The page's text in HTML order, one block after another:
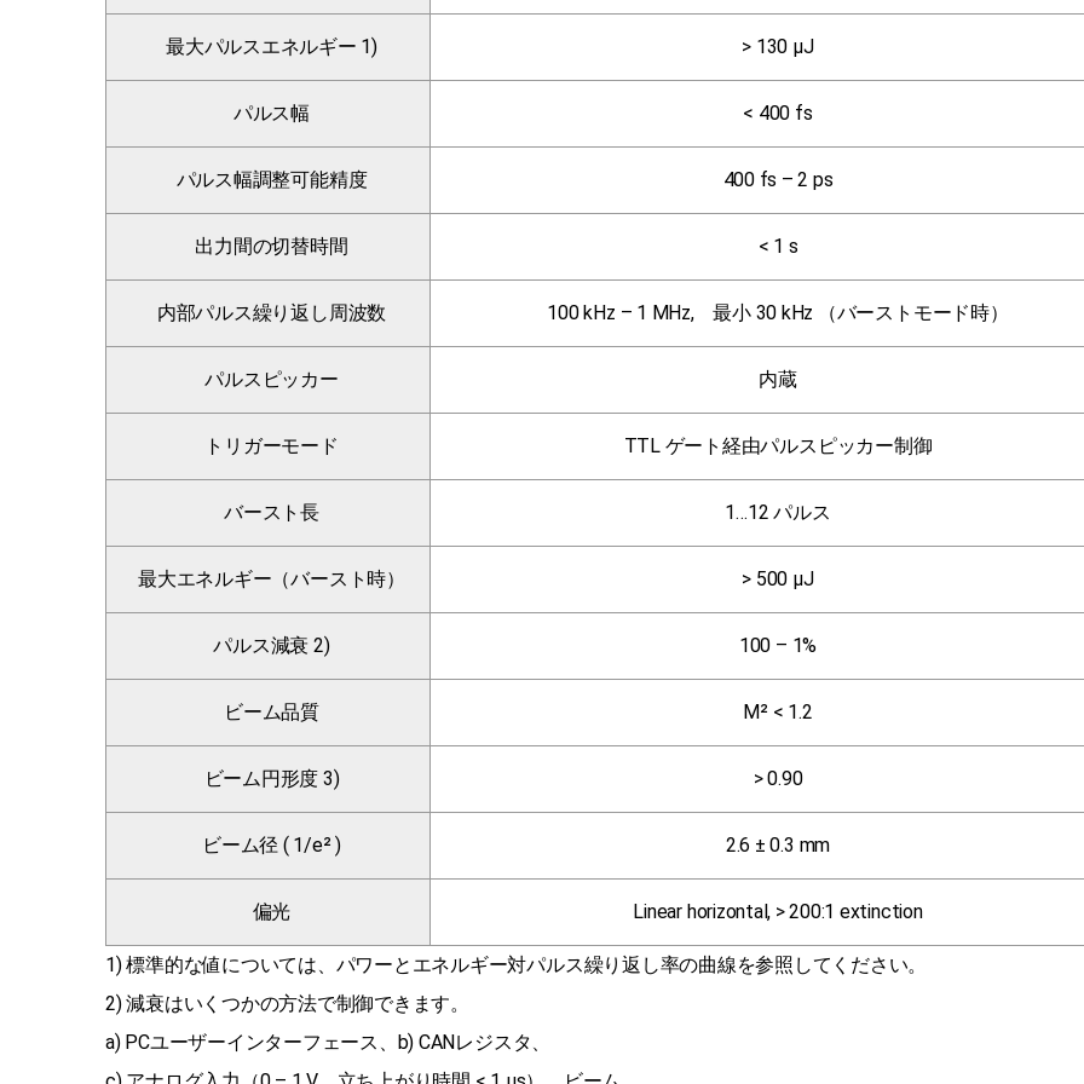
最大パルスエネルギー 1) > 130 μJ
パルス幅 < 400 fs
パルス幅調整可能精度 400 fs – 2 ps
出力間の切替時間 < 1 s
内部パルス繰り返し周波数 100 kHz – 1 MHz, 最小 30 kHz （バーストモード時）
パルスピッカー 内蔵
トリガーモード TTL ゲート経由パルスピッカー制御
バースト長 1…12 パルス
最大エネルギー（バースト時） > 500 μJ
パルス減衰 2) 100 – 1%
ビーム品質 M² < 1.2
ビーム円形度 3) > 0.90
ビーム径 ( 1/e² ) 2.6 ± 0.3 mm
偏光 Linear horizontal, > 200:1 extinction
1) 標準的な値については、パワーとエネルギー対パルス繰り返し率の曲線を参照してください。
2) 減衰はいくつかの方法で制御できます。
a) PCユーザーインターフェース、b) CANレジスタ、